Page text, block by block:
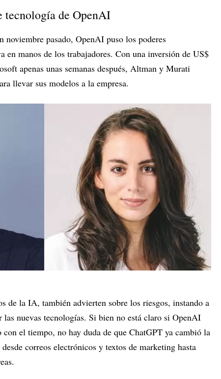
tecnología de OpenAI
noviembre pasado, OpenAI puso los poderes
en manos de los trabajadores. Con una inversión de US$
apenas unas semanas después, Altman y Murati
llevar sus modelos a la empresa.
de la IA, también advierten sobre los riesgos, instando a
nuevas tecnologías. Si bien no está claro si OpenAI
el tiempo, no hay duda de que ChatGPT ya cambió la
correos electrónicos y textos de marketing hasta